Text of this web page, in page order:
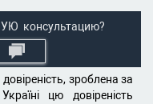
консультацию?
зроблена за
цю довіреність